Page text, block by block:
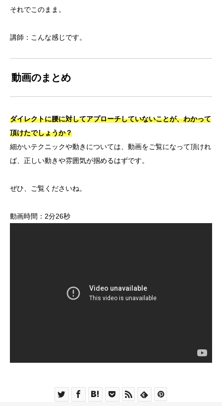
それでこのまま。
講師：こんな感じです。
動画のまとめ
ダイレクトに腰に対してアプローチしていないことが、わかって
頂けたでしょうか？
細かいテクニックや動きについては、動画をご覧になって頂けれ
ば、正しい動きや雰囲気が掴めるはずです。
ぜひ、ご覧くださいね。
動画時間：2分26秒